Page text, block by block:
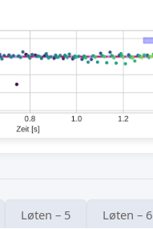
Løten – 5 Løten – 6